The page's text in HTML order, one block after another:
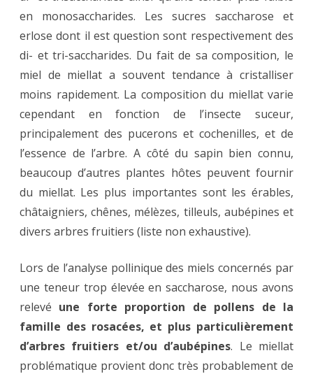
en monosaccharides. Les sucres saccharose et
erlose dont il est question sont respectivement des
di- et tri-saccharides. Du fait de sa composition, le
miel de miellat a souvent tendance à cristalliser
moins rapidement. La composition du miellat varie
cependant en fonction de l’insecte suceur,
principalement des pucerons et cochenilles, et de
l’essence de l’arbre. A côté du sapin bien connu,
beaucoup d’autres plantes hôtes peuvent fournir
du miellat. Les plus importantes sont les érables,
châtaigniers, chênes, mélèzes, tilleuls, aubépines et
divers arbres fruitiers (liste non exhaustive).
Lors de l’analyse pollinique des miels concernés par
une teneur trop élevée en saccharose, nous avons
relevé une forte proportion de pollens de la
famille des rosacées, et plus particulièrement
d’arbres fruitiers et/ou d’aubépines. Le miellat
problématique provient donc très probablement de